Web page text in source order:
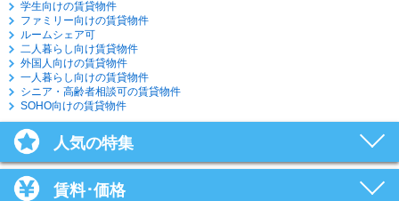
学生向けの賃貸物件
ファミリー向けの賃貸物件
ルームシェア可
二人暮らし向け賃貸物件
外国人向けの賃貸物件
一人暮らし向けの賃貸物件
シニア・高齢者相談可の賃貸物件
SOHO向けの賃貸物件
人気の特集
賃料･価格